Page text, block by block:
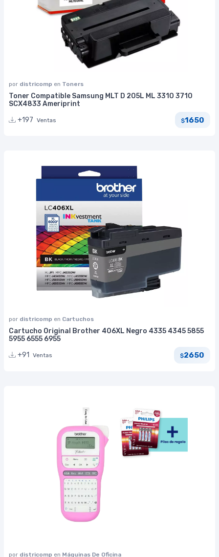
por districomp en Toners
Toner Compatible Samsung MLT D 205L ML 3310 3710
SCX4833 Ameriprint
+197 Ventas $1650
por districomp en Cartuchos
Cartucho Original Brother 406XL Negro 4335 4345 5855
5955 6555 6955
+91 Ventas $2650
por districomp en Máquinas De Oficina